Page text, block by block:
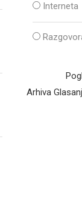
Interneta
Arhiva